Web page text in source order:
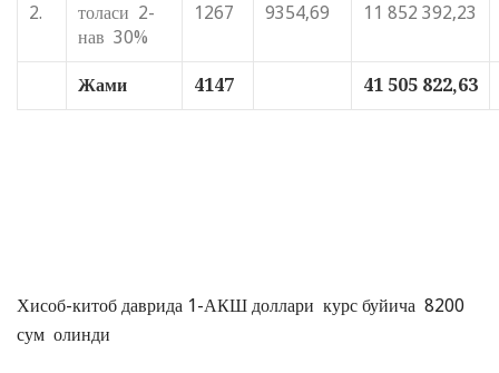
2.
толаси 2-
нав 30%
1267 9354,69 11 852 392,23
Жами 4147 41 505 822,63
Хисоб-китоб даврида 1-АКШ доллари курс буйича 8200
сум олинди